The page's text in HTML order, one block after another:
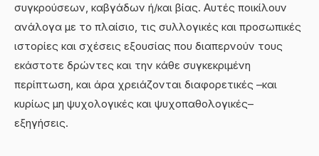
συγκρούσεων, καβγάδων ή/και βίας. Αυτές ποικίλουν
ανάλογα με το πλαίσιο, τις συλλογικές και προσωπικές
ιστορίες και σχέσεις εξουσίας που διαπερνούν τους
εκάστοτε δρώντες και την κάθε συγκεκριμένη
περίπτωση, και άρα χρειάζονται διαφορετικές –και
κυρίως μη ψυχολογικές και ψυχοπαθολογικές–
εξηγήσεις.